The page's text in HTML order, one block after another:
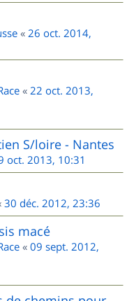
« 26 oct. 2014,
« 22 oct. 2013,
S/loire - Nantes
oct. 2013, 10:31
30 déc. 2012, 23:36
macé
« 09 sept. 2012,